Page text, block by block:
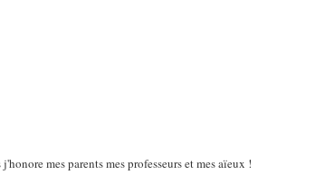
mes parents mes professeurs et mes aïeux !